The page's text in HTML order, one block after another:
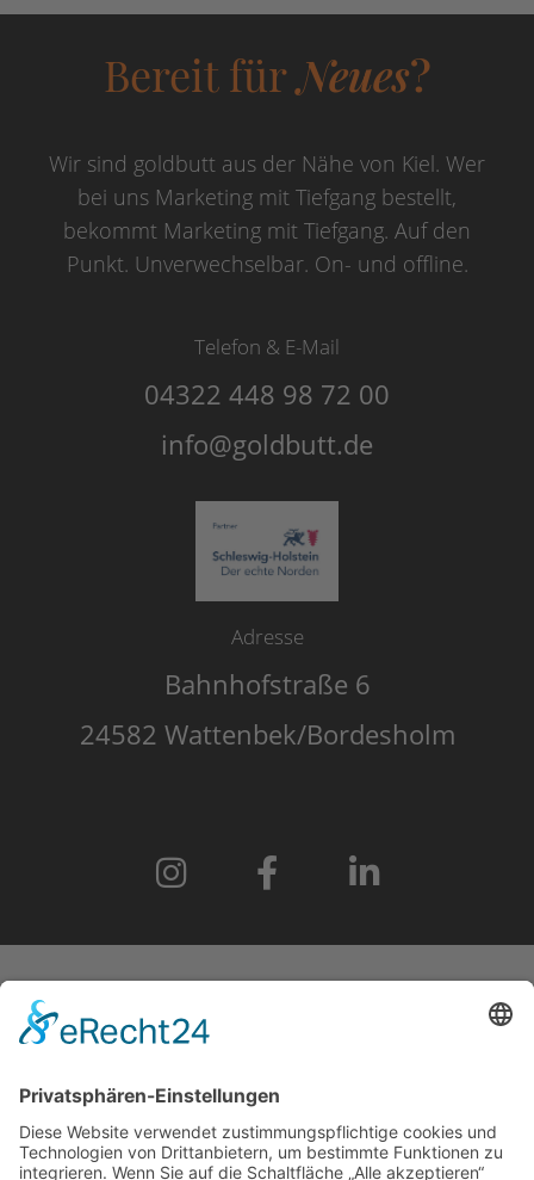
Bereit fürNeues?
Wir sind goldbutt aus der Nähe von Kiel. Wer
bei uns Marketing mit Tiefgang bestellt,
bekommt Marketing mit Tiefgang. Auf den
Punkt. Unverwechselbar. On- und offline.
Telefon & E-Mail
04322 448 98 72 00
info@goldbutt.de
Adresse
Bahnhofstraße 6
24582 Wattenbek/Bordesholm
DATENSCHUTZERKLÄRUNG